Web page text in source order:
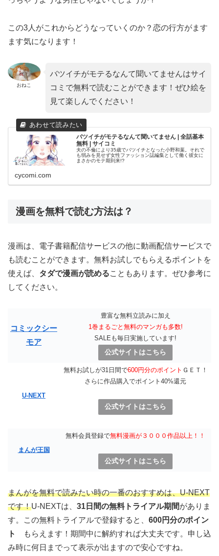
この3人がこれからどうなっていくのか？恋の行方がます
ます気になります！
おねこ
バツイチがモテるなんて聞いてませんはサイ
コミで無料で読むことができます！ぜひ絵を
見て楽しんでください！
バツイチがモテるなんて聞いてません | 全話基本
無料 | サイコミ
夫の不倫により35歳でバツイチとなった小野和葉。それで
も弱みを見せず女性ファッション誌編集として働く彼女に
まさかのモテ期到来!?
cycomi.com
漫画を無料で読む方法は？
漫画は、電子書籍配信サービスの他に動画配信サービスで
も読むことができます。無料お試しでもらえるポイントを
使えば、 タダで漫画が読めることもあります。ぜひ参考に
してください。
コミックシー
モア
豊富な無料立読みに加え
1巻まるごと無料のマンガも多数!
SALEも毎日実施しています!
公式サイトはこちら
U-NEXT
無料お試しが31日間で600円分のポイント ＧＥＴ！
さらに作品購入でポイント40%還元
公式サイトはこちら
まんが王国
無料会員登録で無料漫画が３０００作品以上！！
公式サイトはこちら
まんがを無料で読みたい時の一番のおすすめは、U-NEXT
です！U-NEXTは、 31日間の無料トライアル期間がありま
す。この無料トライアルで登録すると、 600円分のポイン
ト
もらえます！期間中に解約すれば大丈夫です。申し込
み時に何日までって表示が出ますので安心ですね。